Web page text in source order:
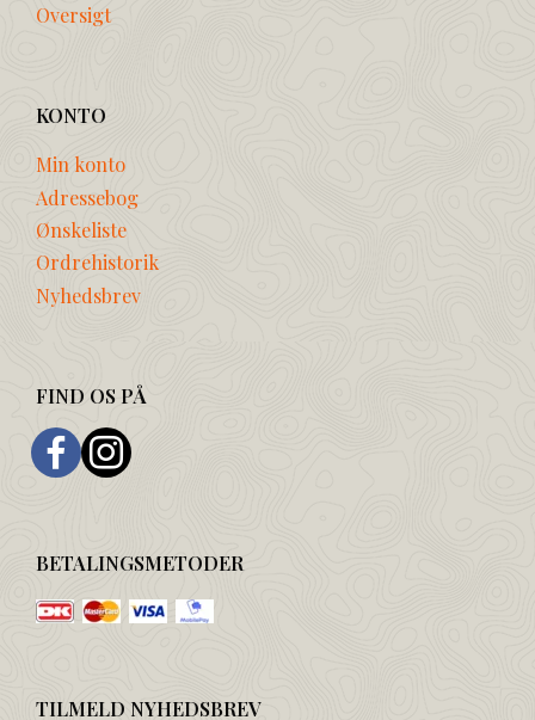
Oversigt
KONTO
Min konto
Adressebog
Ønskeliste
Ordrehistorik
Nyhedsbrev
FIND OS PÅ
BETALINGSMETODER
TILMELD NYHEDSBREV